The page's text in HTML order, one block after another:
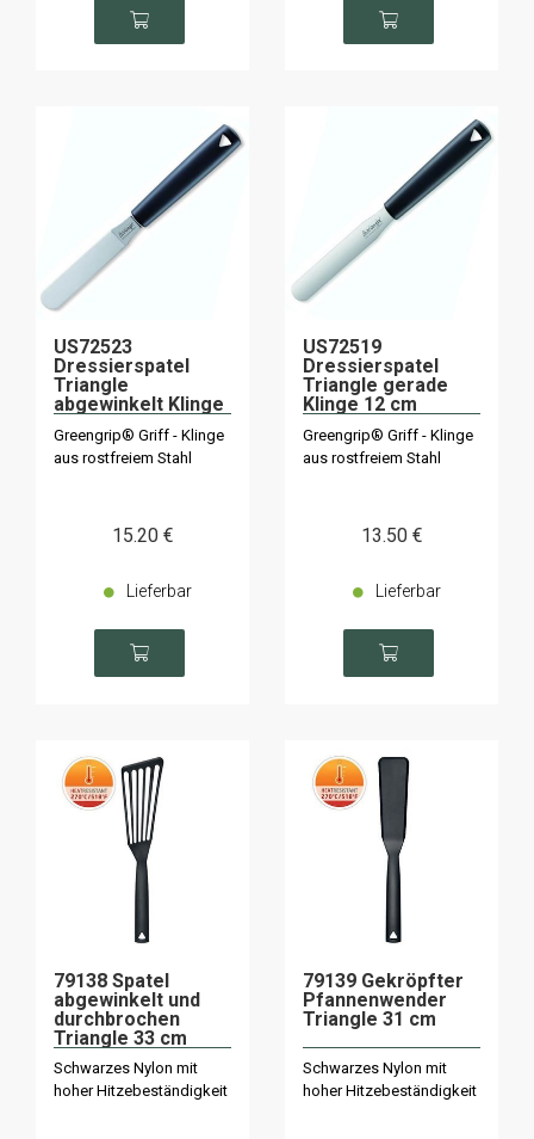
US72523
Dressierspatel
Triangle
abgewinkelt Klinge
Greengrip® Griff - Klinge
aus rostfreiem Stahl
15.20 €
Lieferbar
US72519
Dressierspatel
Triangle gerade
Klinge 12 cm
Greengrip® Griff - Klinge
aus rostfreiem Stahl
13.50 €
Lieferbar
79138 Spatel
abgewinkelt und
durchbrochen
Triangle 33 cm
Schwarzes Nylon mit
hoher Hitzebeständigkeit
79139 Gekröpfter
Pfannenwender
Triangle 31 cm
Schwarzes Nylon mit
hoher Hitzebeständigkeit